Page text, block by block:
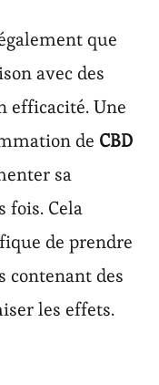
que
avec des
efficacité. Une
de CBD
sa
fois. Cela
de prendre
contenant des
les effets.